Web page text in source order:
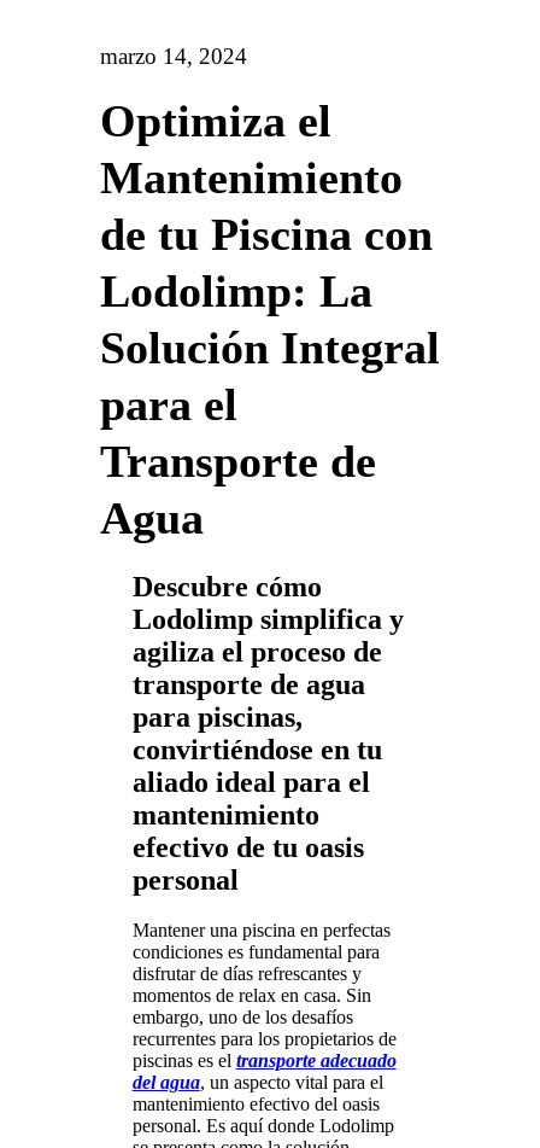
marzo 14, 2024
Optimiza el
Mantenimiento
de tu Piscina con
Lodolimp: La
Solución Integral
para el
Transporte de
Agua
Descubre cómo
Lodolimp simplifica y
agiliza el proceso de
transporte de agua
para piscinas,
convirtiéndose en tu
aliado ideal para el
mantenimiento
efectivo de tu oasis
personal
Mantener una piscina en perfectas
condiciones es fundamental para
disfrutar de días refrescantes y
momentos de relax en casa. Sin
embargo, uno de los desafíos
recurrentes para los propietarios de
piscinas es el transporte adecuado
del agua, un aspecto vital para el
mantenimiento efectivo del oasis
personal. Es aquí donde Lodolimp